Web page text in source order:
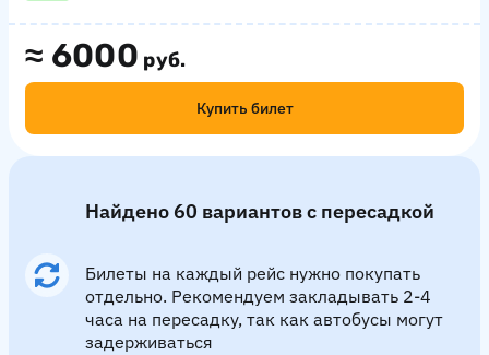
≈ 6000 руб.
Купить билет
Найдено 60 вариантов с пересадкой
Билеты на каждый рейс нужно покупать
отдельно. Рекомендуем закладывать 2-4
часа на пересадку, так как автобусы могут
задерживаться